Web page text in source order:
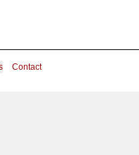
Contact